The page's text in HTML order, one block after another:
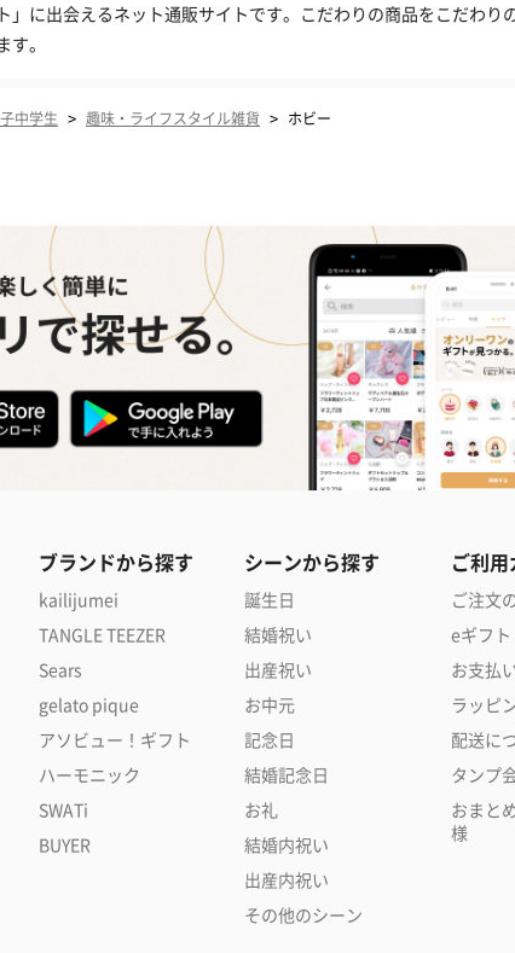
ト」に出会えるネット通販サイトです。こだわりの商品をこだわ
す。
中学生 > 趣味・ライフスタイル雑貨 > ホビー
ブランドから探す
kailijumei
TANGLE TEEZER
Sears
gelato pique
アソビュー！ギフト
ハーモニック
SWATi
BUYER
シーンから探す
誕生日
結婚祝い
出産祝い
お中元
記念日
結婚記念日
お礼
結婚内祝い
出産内祝い
その他のシーン
ご利
ご注文
eギフト
お支払
ラッピ
配送に
タンプ
おまと
様